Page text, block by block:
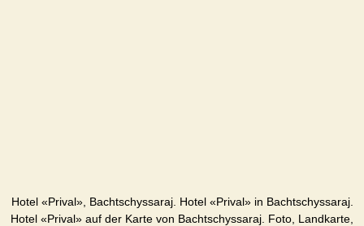
Hotel «Prival», Bachtschyssaraj. Hotel «Prival» in Bachtschyssaraj.
Hotel «Prival» auf der Karte von Bachtschyssaraj. Foto, Landkarte,